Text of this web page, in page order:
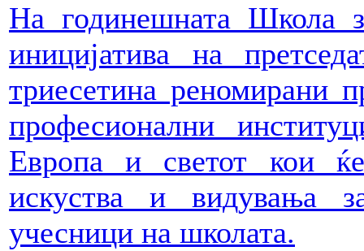
На годинешната Школа
иницијатива на
триесетина реномирани
професионални
Европа и светот кои
искуства и видувања
учесници на школата.